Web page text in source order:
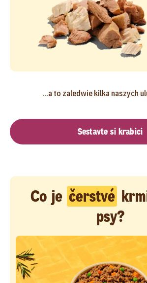
...a to zaledwie kilka naszych
Sestavte si krabici
Co je čerstvé
psy?